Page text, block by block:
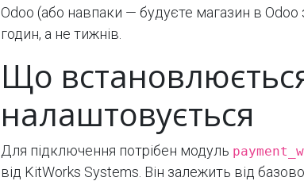
Odoo (або навпаки — будуєте магазин в Odoo
годин, а не тижнів.
Що
налаштовується
Для підключення потрібен модуль
від KitWorks Systems. Він залежить від